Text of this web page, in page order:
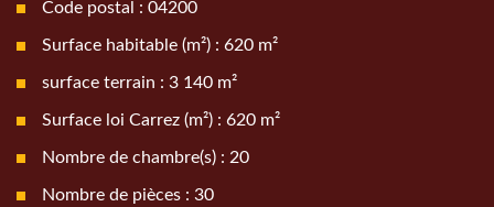
Code postal : 04200
Surface habitable (m²) : 620 m²
surface terrain : 3 140 m²
Surface loi Carrez (m²) : 620 m²
Nombre de chambre(s) : 20
Nombre de pièces : 30